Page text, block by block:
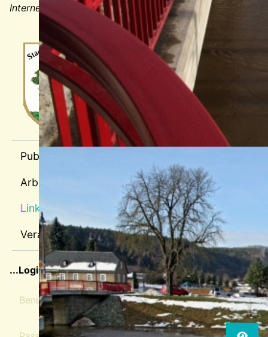
Wappen-a
Publikationen
Arbeitspläne
Links
Veranstaltungen
...Login für Mitglieder
Benutzername
Passwort
Internetrecht vonRechtsanwaltSören Siebert.